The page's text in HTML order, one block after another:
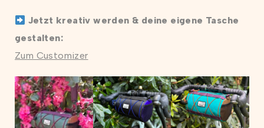
Jetzt kreativ werden & deine eigene Tasche
gestalten:
Zum Customizer